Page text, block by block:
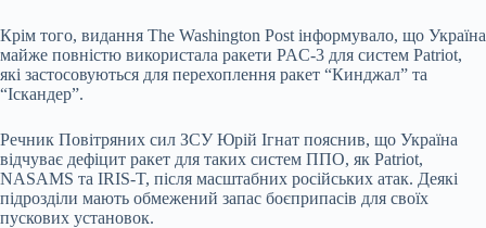
Крім того, видання The Washington Post інформувало, що Україна
майже повністю використала ракети PAC-3 для систем Patriot,
які застосовуються для перехоплення ракет “Кинджал” та
“Іскандер”.
Речник Повітряних сил ЗСУ Юрій Ігнат пояснив, що Україна
відчуває дефіцит ракет для таких систем ППО, як Patriot,
NASAMS та IRIS-T, після масштабних російських атак. Деякі
підрозділи мають обмежений запас боєприпасів для своїх
пускових установок.